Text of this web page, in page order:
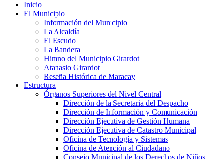
Inicio
El Municipio
Información del Municipio
La Alcaldía
El Escudo
La Bandera
Himno del Municipio Girardot
Atanasio Girardot
Reseña Histórica de Maracay
Estructura
Órganos Superiores del Nivel Central
Dirección de la Secretaria del Despacho
Dirección de Información y Comunicación
Dirección Ejecutiva de Gestión Humana
Dirección Ejecutiva de Catastro Municipal
Oficina de Tecnología y Sistemas
Oficina de Atención al Ciudadano
Consejo Municipal de los Derechos de Niños